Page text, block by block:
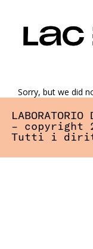
contenuto
Sorry, but we did
– copyright
Tutti i